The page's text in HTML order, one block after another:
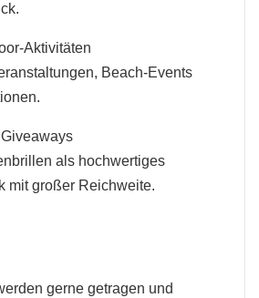
Aktivitäten
Beach-Events
als hochwertiges
mit großer Reichweite.
gerne getragen und